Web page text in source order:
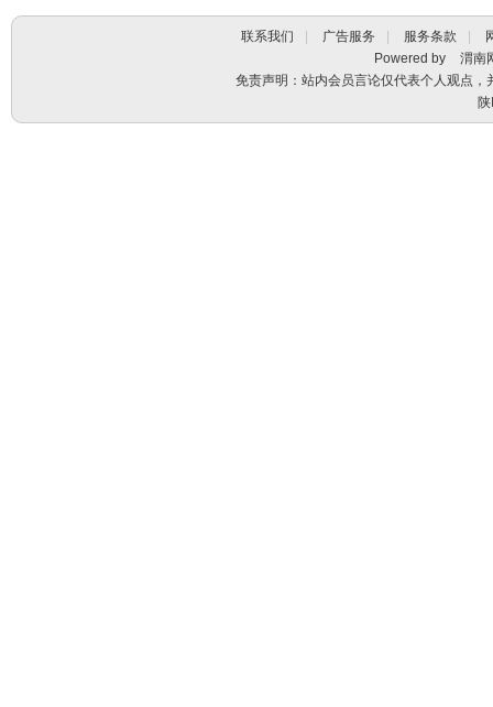
联系我们 广告服务 服务条款
Powered by
渭南
免责声明：站内会员言论仅代表个人观点